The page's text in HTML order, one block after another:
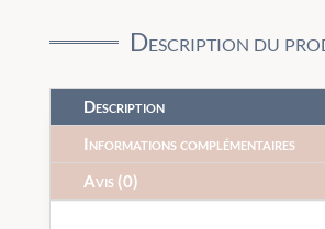
Description du
Description
Informations complémentaires
Avis (0)